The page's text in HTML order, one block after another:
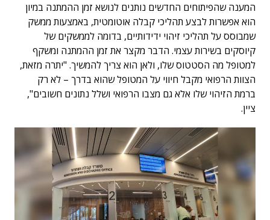
המענה שהפיתוחים החדשים נותנים לנושא זמן ההמתנה במיון
הוא אפשרות לבצע תהליכי קבלה אוטומטית, באמצעות ממשק
שמבוסס על תהליכי זיהוי ידידותיים, בדומה לממשקים של
קיוסקים בשירות עצמי. הדבר מקצר את זמן ההמתנה ומשקף
למטופל מה הסטטוס שלו, ולאן הוא צריך להמשיך. "יתרה מזאת,
הצוות הרפואי מקבל חיווי על המטופל שהוא בדרך – לא רק
ברמת הזיהוי שלו אלא גם מצבו הרפואי ושלל נתונים חשובים",
ציין.